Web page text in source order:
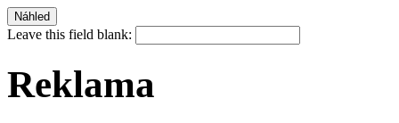
Leave this field blank:
Reklama